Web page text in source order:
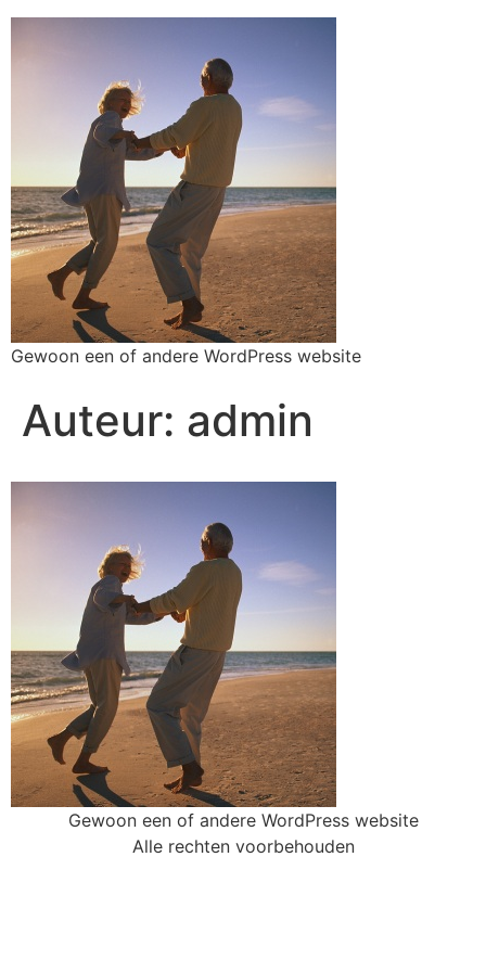
Gewoon een of andere WordPress website
Auteur: admin
Gewoon een of andere WordPress website
Alle rechten voorbehouden